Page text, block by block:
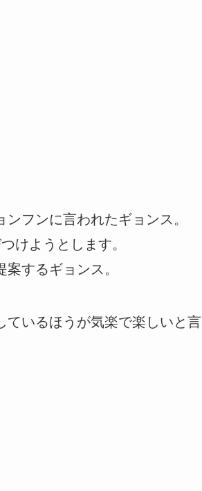
フンに言われたギョンス。
けようとします。
するギョンス。
ているほうが気楽で楽しいと言